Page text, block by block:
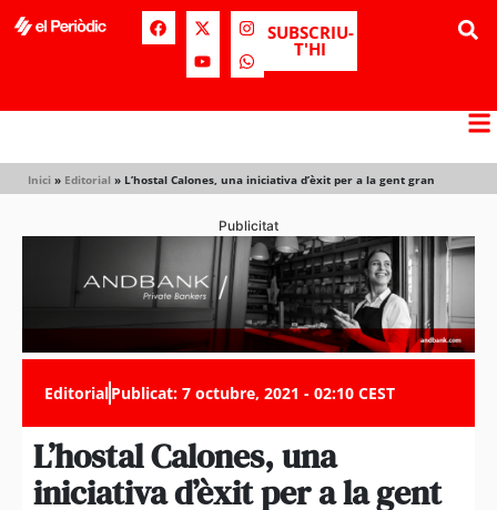
SUBSCRIU-
T'HI
Inici » Editorial » L’hostal Calones, una iniciativa d’èxit per a la gent gran
Publicitat
EditorialPublicat: 7 octubre, 2021 - 02:10 CEST
L’hostal Calones, una
iniciativa d’èxit per a la gent